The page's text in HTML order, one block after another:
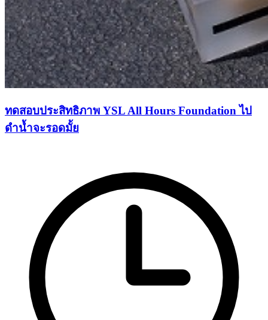
ทดสอบประสิทธิภาพ YSL All Hours Foundation ไป
ดำน้ำจะรอดมั้ย